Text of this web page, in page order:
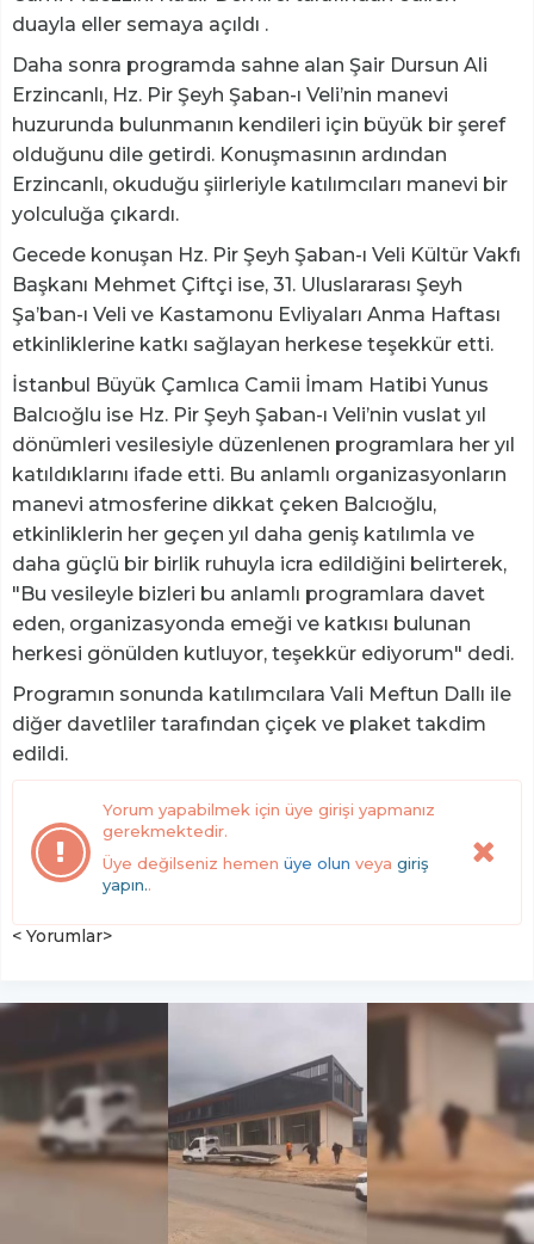
duayla eller semaya açıldı .
Daha sonra programda sahne alan Şair Dursun Ali
Erzincanlı, Hz. Pir Şeyh Şaban-ı Veli’nin manevi
huzurunda bulunmanın kendileri için büyük bir şeref
olduğunu dile getirdi. Konuşmasının ardından
Erzincanlı, okuduğu şiirleriyle katılımcıları manevi bir
yolculuğa çıkardı.
Gecede konuşan Hz. Pir Şeyh Şaban-ı Veli Kültür Vakfı
Başkanı Mehmet Çiftçi ise, 31. Uluslararası Şeyh
Şa’ban-ı Veli ve Kastamonu Evliyaları Anma Haftası
etkinliklerine katkı sağlayan herkese teşekkür etti.
İstanbul Büyük Çamlıca Camii İmam Hatibi Yunus
Balcıoğlu ise Hz. Pir Şeyh Şaban-ı Veli’nin vuslat yıl
dönümleri vesilesiyle düzenlenen programlara her yıl
katıldıklarını ifade etti. Bu anlamlı organizasyonların
manevi atmosferine dikkat çeken Balcıoğlu,
etkinliklerin her geçen yıl daha geniş katılımla ve
daha güçlü bir birlik ruhuyla icra edildiğini belirterek,
"Bu vesileyle bizleri bu anlamlı programlara davet
eden, organizasyonda emeği ve katkısı bulunan
herkesi gönülden kutluyor, teşekkür ediyorum" dedi.
Programın sonunda katılımcılara Vali Meftun Dallı ile
diğer davetliler tarafından çiçek ve plaket takdim
edildi.
Yorum yapabilmek için üye girişi yapmanız
gerekmektedir.
Üye değilseniz hemen üye olun veya giriş
yapın..
< Yorumlar>